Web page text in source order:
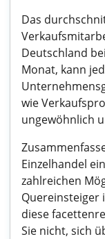
Das
Deutschland
Monat, kann
wie
ungewöhnlich
Einzelhandel
zahlreichen
Quereinsteiger
diese
Sie nicht, sich